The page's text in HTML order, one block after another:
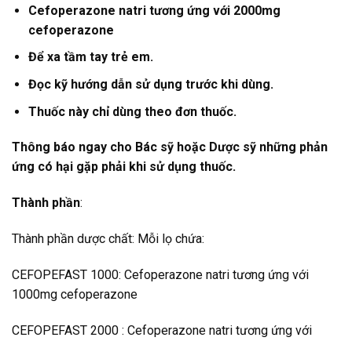
Cefoperazone natri tương ứng với 2000mg
cefoperazone
Để xa tầm tay trẻ em.
Đọc kỹ hướng dẫn sử dụng trước khi dùng.
Thuốc này chỉ dùng theo đơn thuốc.
Thông báo ngay cho Bác sỹ hoặc Dược sỹ những phản
ứng có hại gặp phải khi sử dụng thuốc.
Thành phần:
Thành phần dược chất: Mỗi lọ chứa:
CEFOPEFAST 1000: Cefoperazone natri tương ứng với
1000mg cefoperazone
CEFOPEFAST 2000 : Cefoperazone natri tương ứng với